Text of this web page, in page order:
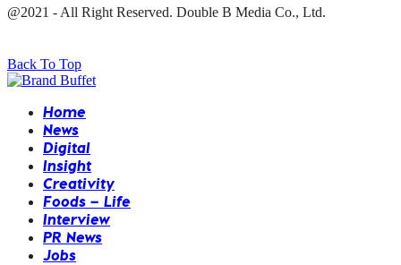
@2021 - All Right Reserved. Double B Media Co., Ltd.
Back To Top
Home
News
Digital
Insight
Creativity
Foods – Life
Interview
PR News
Jobs